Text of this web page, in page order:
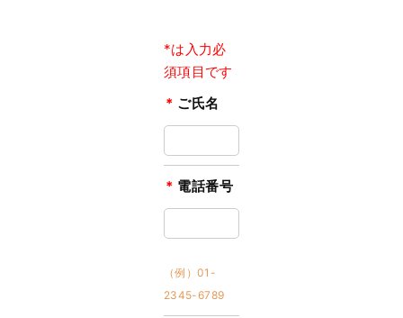
*は入力必
須項目です
* ご氏名
* 電話番号
（例）01-
2345-6789